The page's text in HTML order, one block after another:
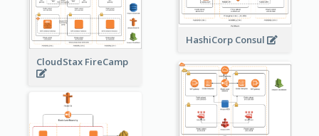
HashiCorp Consul
CloudStax FireCamp